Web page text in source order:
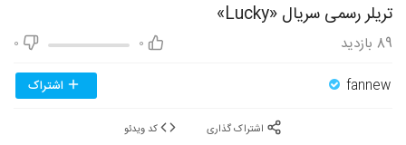
تریلر رسمی سریال «Lucky»
0
0 89 بازدید
fannew اشتراک